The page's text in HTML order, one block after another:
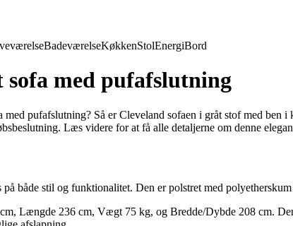
BadeværelseKøkkenStolEnergiBord
sofa med pufafslutning
pufafslutning? Så er Cleveland sofaen i gråt stof med
Læs videre for at få alle detaljerne om denne
på både stil og funktionalitet. Den er polstret med
Længde 236 cm, Vægt 75 kg, og Bredde/Dybde 208 cm.